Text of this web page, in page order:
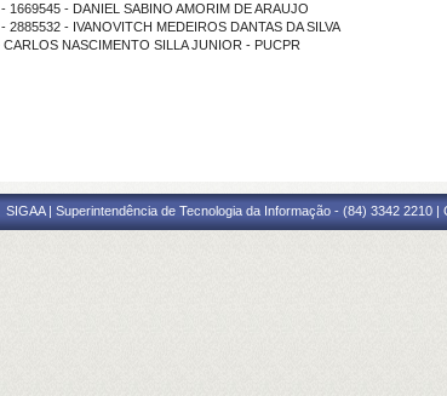
1669545 - DANIEL SABINO AMORIM DE ARAUJO
2885532 - IVANOVITCH MEDEIROS DANTAS DA SILVA
NASCIMENTO SILLA JUNIOR - PUCPR
SIGAA | Superintendência de Tecnologia da Informação - (84) 3342